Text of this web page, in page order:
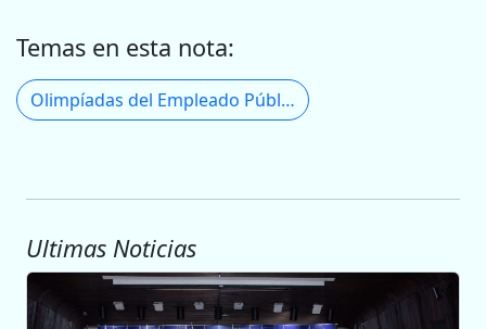
Temas en esta nota:
Olimpíadas del Empleado Público
Ultimas Noticias